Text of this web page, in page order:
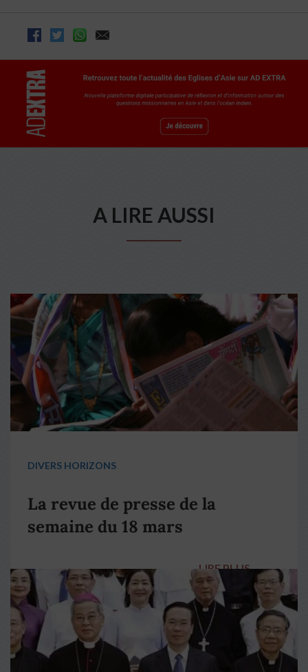
A LIRE AUSSI
DIVERS HORIZONS
La revue de presse de la
semaine du 18 mars
LIRE PLUS →